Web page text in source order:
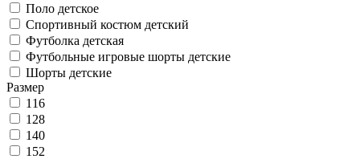
Поло детское
Спортивный костюм детский
Футболка детская
Футбольные игровые шорты детские
Шорты детские
Размер
116
128
140
152